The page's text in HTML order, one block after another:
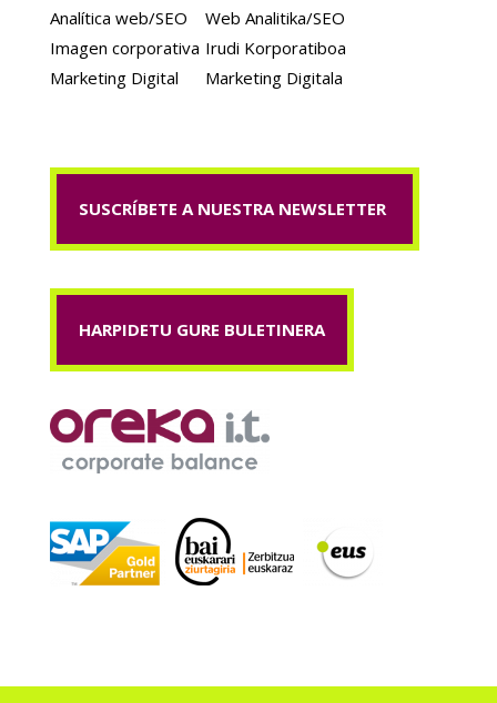
Analítica web/SEO
Imagen corporativa
Marketing Digital
Web Analitika/SEO
Irudi Korporatiboa
Marketing Digitala
SUSCRÍBETE A NUESTRA NEWSLETTER
HARPIDETU GURE BULETINERA